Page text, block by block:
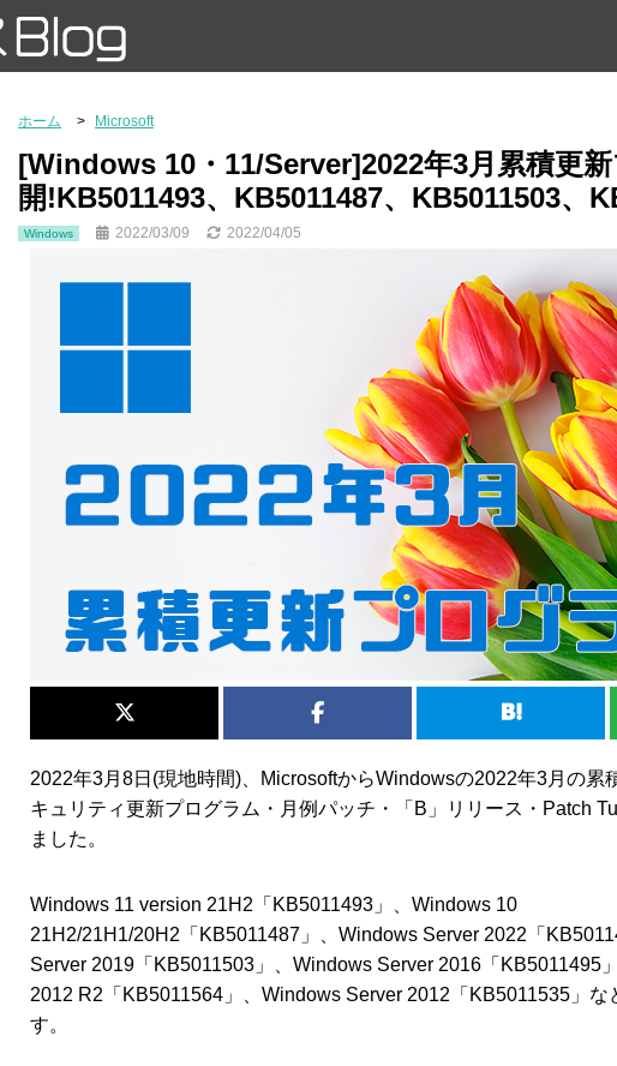
ホーム Microsoft
[Windows 10・11/Server]2022年3月累積更
開!KB5011493、KB5011487、KB5011503、
Windows 2022/03/09 2022/04/05
2022年3月8日(現地時間)、MicrosoftからWindowsの2022年3月の累
キュリティ更新プログラム・月例パッチ・「B」リリース・Patch
ました。
Windows 11 version 21H2「KB5011493」、Windows 10
21H2/21H1/20H2「KB5011487」、Windows Server 2022「
Server 2019「KB5011503」、Windows Server 2016「KB5011495
2012 R2「KB5011564」、Windows Server 2012「KB5011535」な
す。